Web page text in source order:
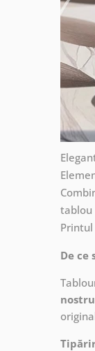
tablou
De ce